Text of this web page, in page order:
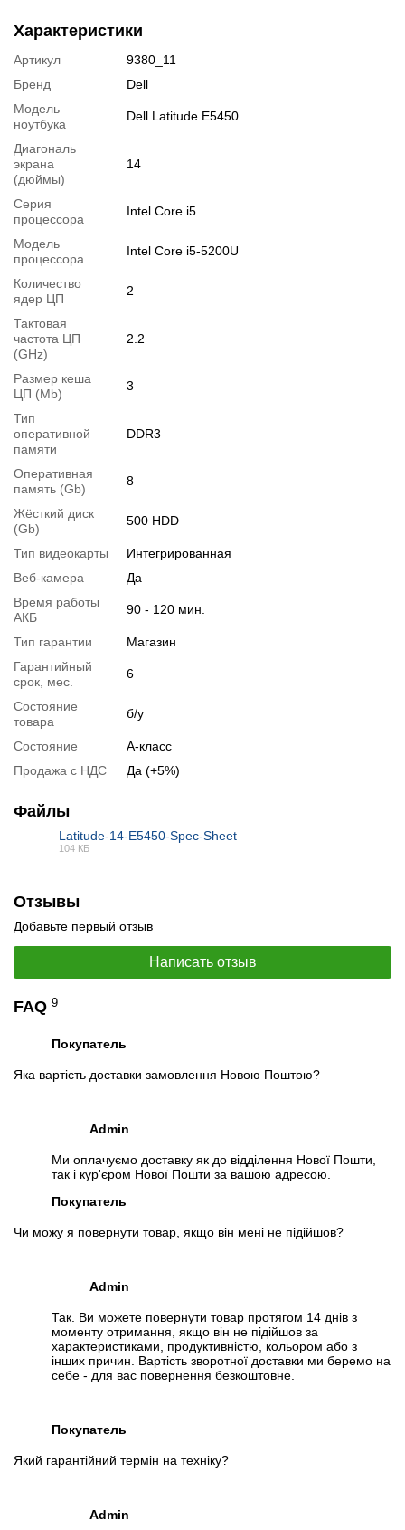
Видеокарта:Integrated Intel HD Graphics 5500
Порты:
3x USB 3.0, HDMI, VGA, LAN (RJ-45), Audio combo
Подробная спецификация, тесты и технические отчеты
Спецификация процессора: Intel Core i5-5200U
Тестирование процессора
Перейти в начало обьявления >>
Написать на Email
Характеристики
Артикул
9380_11
Бренд
Dell
Модель
ноутбука
Dell Latitude E5450
Диагональ
экрана
(дюймы)
14
Серия
процессора
Intel Core i5
Модель
процессора
Intel Core i5-5200U
Количество
ядер ЦП
2
Тактовая
частота ЦП
(GHz)
2.2
Размер кеша
ЦП (Mb)
3
Тип
оперативной
памяти
DDR3
Оперативная
память (Gb)
8
Жёсткий диск
(Gb)
500 HDD
Тип видеокарты
Интегрированная
Веб-камера
Да
Время работы
АКБ
90 - 120 мин.
Тип гарантии
Магазин
Гарантийный
срок, мес.
6
Состояние
товара
б/у
Состояние
А-класс
Продажа с НДС
Да (+5%)
Файлы
Latitude-14-E5450-Spec-Sheet
104 КБ
Отзывы
Добавьте первый отзыв
Написать отзыв
FAQ 9
Покупатель
Яка вартість доставки замовлення Новою Поштою?
Admin
Ми оплачуємо доставку як до відділення Нової Пошти,
так і кур'єром Нової Пошти за вашою адресою.
Покупатель
Чи можу я повернути товар, якщо він мені не підійшов?
Admin
Так. Ви можете повернути товар протягом 14 днів з
моменту отримання, якщо він не підійшов за
характеристиками, продуктивністю, кольором або з
інших причин. Вартість зворотної доставки ми беремо на
себе - для вас повернення безкоштовне.
Покупатель
Який гарантійний термін на техніку?
Admin